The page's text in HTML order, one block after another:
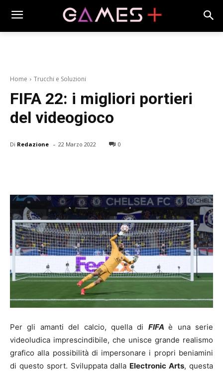
Home Trucchi e Soluzioni
FIFA 22: i migliori portieri
del videogioco
Di Redazione - 22 Marzo 2022 0
Per gli amanti del calcio, quella di FIFAè una serie
videoludica imprescindibile, che unisce grande realismo
grafico alla possibilità di impersonare i propri beniamini
di questo sport. Sviluppata dalla Electronic Arts, questa